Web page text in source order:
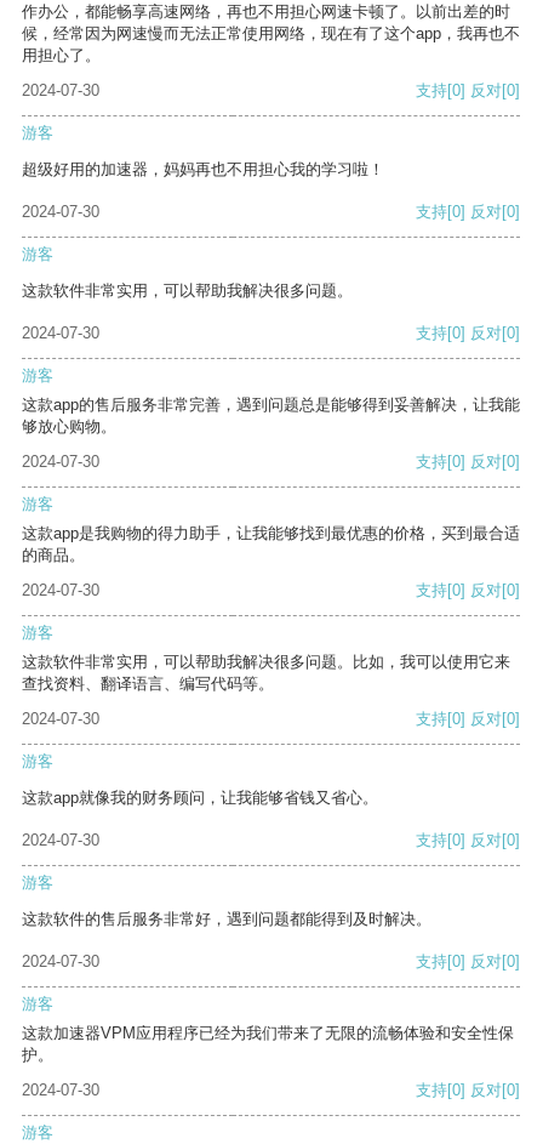
作办公，都能畅享高速网络，再也不用担心网速卡顿了。以前出差的时
候，经常因为网速慢而无法正常使用网络，现在有了这个app，我再也不
用担心了。
2024-07-30
支持[0] 反对[0]
游客
超级好用的加速器，妈妈再也不用担心我的学习啦！
2024-07-30 支持[0] 反对[0]
游客
这款软件非常实用，可以帮助我解决很多问题。
2024-07-30 支持[0] 反对[0]
游客
这款app的售后服务非常完善，遇到问题总是能够得到妥善解决，让我能
够放心购物。
2024-07-30
支持[0] 反对[0]
游客
这款app是我购物的得力助手，让我能够找到最优惠的价格，买到最合适
的商品。
2024-07-30
支持[0] 反对[0]
游客
这款软件非常实用，可以帮助我解决很多问题。比如，我可以使用它来
查找资料、翻译语言、编写代码等。
2024-07-30
支持[0] 反对[0]
游客
这款app就像我的财务顾问，让我能够省钱又省心。
2024-07-30 支持[0] 反对[0]
游客
这款软件的售后服务非常好，遇到问题都能得到及时解决。
2024-07-30 支持[0] 反对[0]
游客
这款加速器VPM应用程序已经为我们带来了无限的流畅体验和安全性保
护。
2024-07-30
支持[0] 反对[0]
游客